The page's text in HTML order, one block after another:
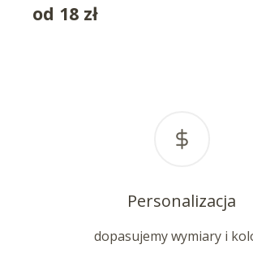
od 18 zł
Personalizacja
dopasujemy wymiary i